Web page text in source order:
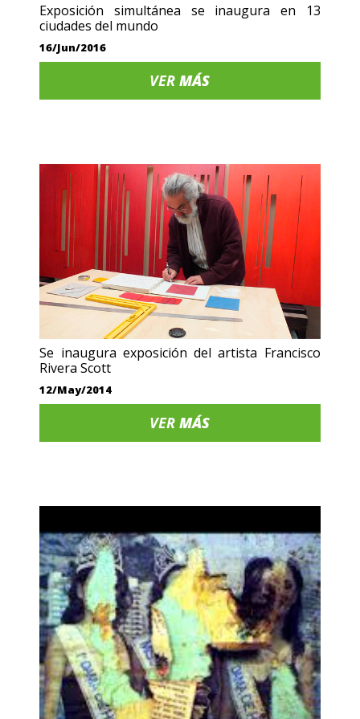
Exposición simultánea se inaugura en 13
ciudades del mundo
16/Jun/2016
VERMÁS
Se inaugura exposición del artista Francisco
Rivera Scott
12/May/2014
VERMÁS